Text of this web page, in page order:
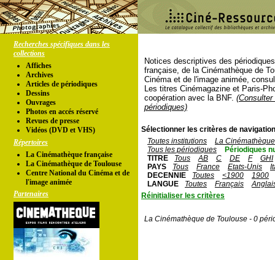
Recherches spécifiques dans les
collections
Affiches
Archives
Articles de périodiques
Dessins
Ouvrages
Photos en accés réservé
Revues de presse
Vidéos (DVD et VHS)
Répertoires
La Cinémathèque française
La Cinémathèque de Toulouse
Centre National du Cinéma et de
l'image animée
Partenaires
Notices descriptives des
française, de la Cinémathèque de
Cinéma et de l'image animée,
Les titres Cinémagazine et Paris-
coopération avec la BNF.
périodiques)
Sélectionner les critères de
Toutes institutions
La
Tous les périodiques
Périodiques
TITRE
Tous AB C DE F
GHI
PAYS
Tous France Etats-Unis
DECENNIE
Toutes <1900
1900
LANGUE
Toutes Français
Réinitialiser les critères
La Cinémathèque de Toulouse - 0